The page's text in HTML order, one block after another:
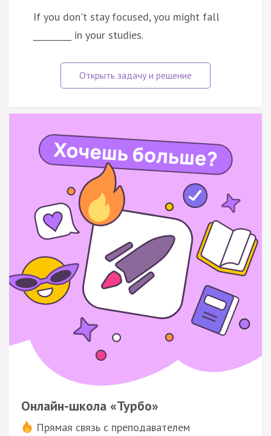
If you don't stay focused, you might fall
_________ in your studies.
Онлайн-школа «Турбо»
Прямая связь с преподавателем